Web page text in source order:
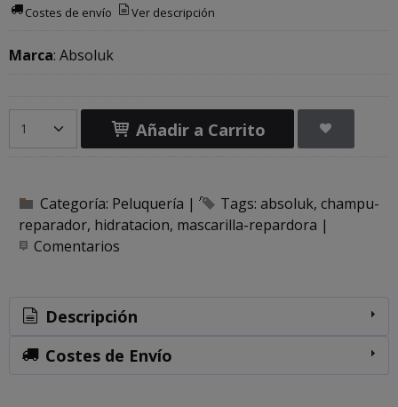
Costes de envío Ver descripción
Marca: Absoluk
Añadir a Carrito
Categoría: Peluquería | Tags: absoluk champu-
reparador hidratacion mascarilla-repardora |
Comentarios
Descripción
Costes de Envío